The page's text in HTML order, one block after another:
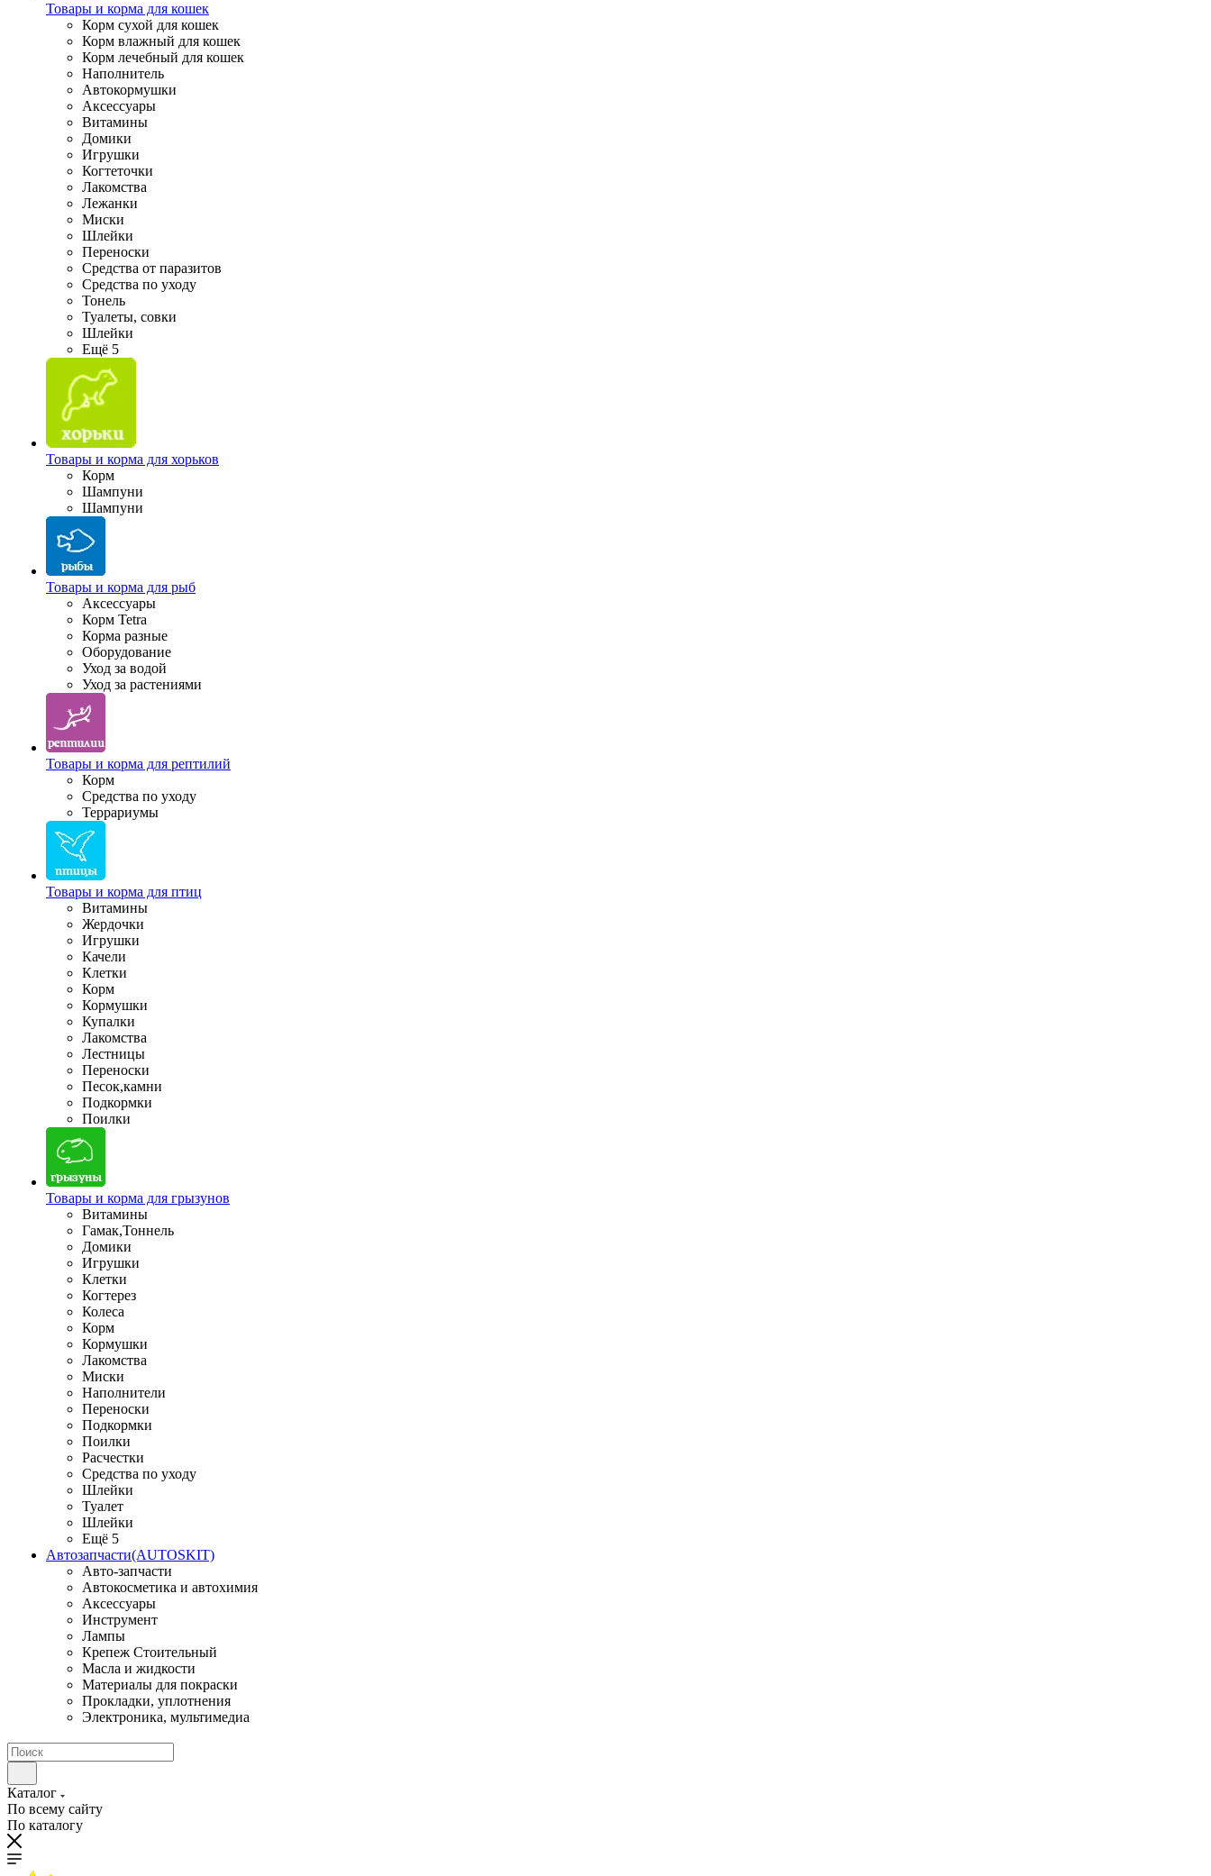
Товары и корма для кошек
Корм сухой для кошек
Корм влажный для кошек
Корм лечебный для кошек
Наполнитель
Автокормушки
Аксессуары
Витамины
Домики
Игрушки
Когтеточки
Лакомства
Лежанки
Миски
Шлейки
Переноски
Средства от паразитов
Средства по уходу
Тонель
Туалеты, совки
Шлейки
Ещё 5
Товары и корма для хорьков
Корм
Шампуни
Шампуни
Товары и корма для рыб
Аксессуары
Корм Tetra
Корма разные
Оборудование
Уход за водой
Уход за растениями
Товары и корма для рептилий
Корм
Средства по уходу
Террариумы
Товары и корма для птиц
Витамины
Жердочки
Игрушки
Качели
Клетки
Корм
Кормушки
Купалки
Лакомства
Лестницы
Переноски
Песок,камни
Подкормки
Поилки
Товары и корма для грызунов
Витамины
Гамак,Тоннель
Домики
Игрушки
Клетки
Когтерез
Колеса
Корм
Кормушки
Лакомства
Миски
Наполнители
Переноски
Подкормки
Поилки
Расчестки
Средства по уходу
Шлейки
Туалет
Шлейки
Ещё 5
Автозапчасти(AUTOSKIT)
Авто-запчасти
Автокосметика и автохимия
Аксессуары
Инструмент
Лампы
Крепеж Стоительный
Масла и жидкости
Материалы для покраски
Прокладки, уплотнения
Электроника, мультимедиа
Каталог
По всему сайту
По каталогу